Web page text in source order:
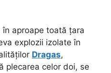
aproape toată țara
explozii izolate în
Dragas,
plecarea celor doi, se